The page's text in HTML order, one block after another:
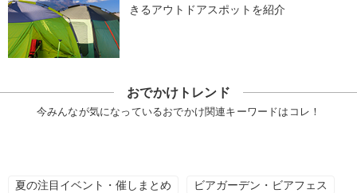
きるアウトドアスポットを紹介
おでかけトレンド
今みんなが気になっているおでかけ関連キーワードはコレ！
夏の注目イベント・催しまとめ ビアガーデン・ビアフェス